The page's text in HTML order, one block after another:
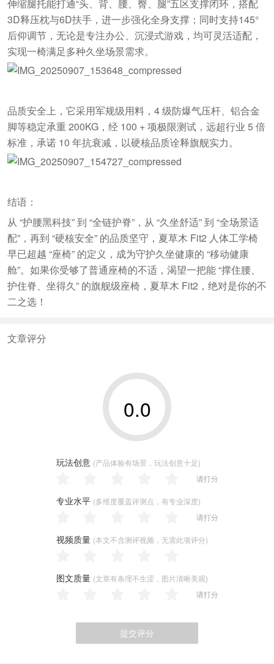
伸缩腿托能打通“头、背、腰、臀、腿”五区支撑闭环，搭配
3D释压枕与6D扶手，进一步强化全身支撑；同时支持145°
后仰调节，无论是专注办公、沉浸式游戏，均可灵活适配，
实现一椅满足多种久坐场景需求。
品质安全上，它采用军规级用料，4 级防爆气压杆、铝合金
脚等稳定承重 200KG，经 100 + 项极限测试，远超行业 5 倍
标准，承诺 10 年抗衰减，以硬核品质诠释旗舰实力。
结语：
从 “护腰黑科技” 到 “全链护脊”，从 “久坐舒适” 到 “全场景适
配”，再到 “硬核安全” 的品质坚守，夏草木 Fit2 人体工学椅
早已超越 “座椅” 的定义，成为守护久坐健康的 “移动健康
舱”。如果你受够了普通座椅的不适，渴望一把能 “撑住腰、
护住脊、坐得久” 的旗舰级座椅，夏草木 Fit2，绝对是你的不
二之选！
文章评分
0.0
玩法创意 (产品体验有场景，玩法创意十足)
请打分
专业水平 (多维度覆盖评测点，有专业深度)
请打分
视频质量 (本文不含测评视频，无需此项评分)
图文质量 (文章有条理不生涩，图片清晰美观)
请打分
提交评分